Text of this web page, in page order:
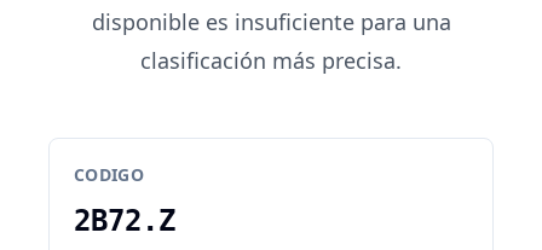
disponible es insuficiente para una
clasificación más precisa.
CODIGO
2B72.Z